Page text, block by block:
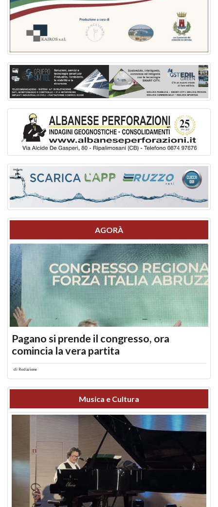
AGORÀ
Pagano si prende il congresso, ora
comincia la vera partita
di Redazione
Musica e Cultura